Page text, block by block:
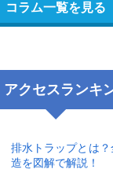
コラム一覧を見る
アクセスランキ
排水トラップとは
造を図解で解説！